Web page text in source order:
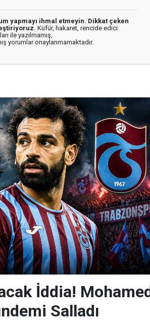
yapmayı ihmal etmeyin. Dikkat çeken
Küfür, hakaret, rencide edici
ile yazılmamış,
yorumlar onaylanmamaktadır.
İddia!
Salladı